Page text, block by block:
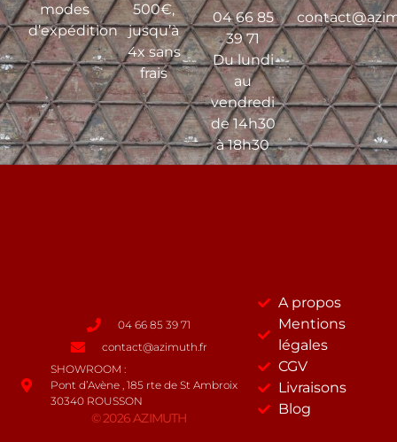
modes
d’expédition
500€,
jusqu’à
4x sans
frais
04 66 85
39 71
Du lundi
au
vendredi
de 14h30
à 18h30
04 66 85 39 71
contact@azimuth.fr
SHOWROOM :
Pont d’Avène , 185 rte de St Ambroix
30340 ROUSSON
© 2026 AZIMUTH
A propos
Mentions
légales
CGV
Livraisons
Blog